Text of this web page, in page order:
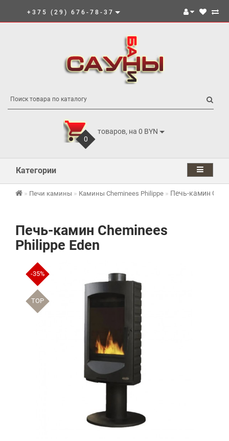
+375 (29) 676-78-37
0
товаров, на 0 BYN
Категории
Печи камины Камины Cheminees Philippe Печь-камин
Печь-камин Cheminees
Philippe Eden
-35%
TOP